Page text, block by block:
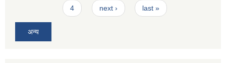
4 next › last »
अन्य